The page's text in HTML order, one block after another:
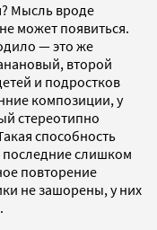
Мысль вроде
может появиться.
— это же
второй
и подростков
композиции, у
стереотипно
способность
последние слишком
повторение
не зашорены, у них